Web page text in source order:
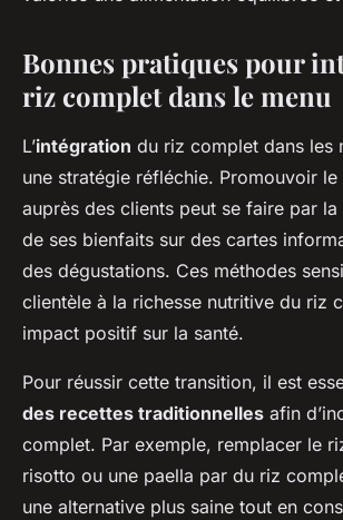
Bonnes pratiques pour
riz complet dans le menu
L’intégration du riz complet dans les
une stratégie réfléchie. Promouvoir
auprès des clients peut se faire par la
de ses bienfaits sur des cartes
des dégustations. Ces méthodes
clientèle à la richesse nutritive du riz
impact positif sur la santé.
Pour réussir cette transition, il est
des recettes traditionnelles afin
complet. Par exemple, remplacer le
risotto ou une paella par du riz
une alternative plus saine tout en